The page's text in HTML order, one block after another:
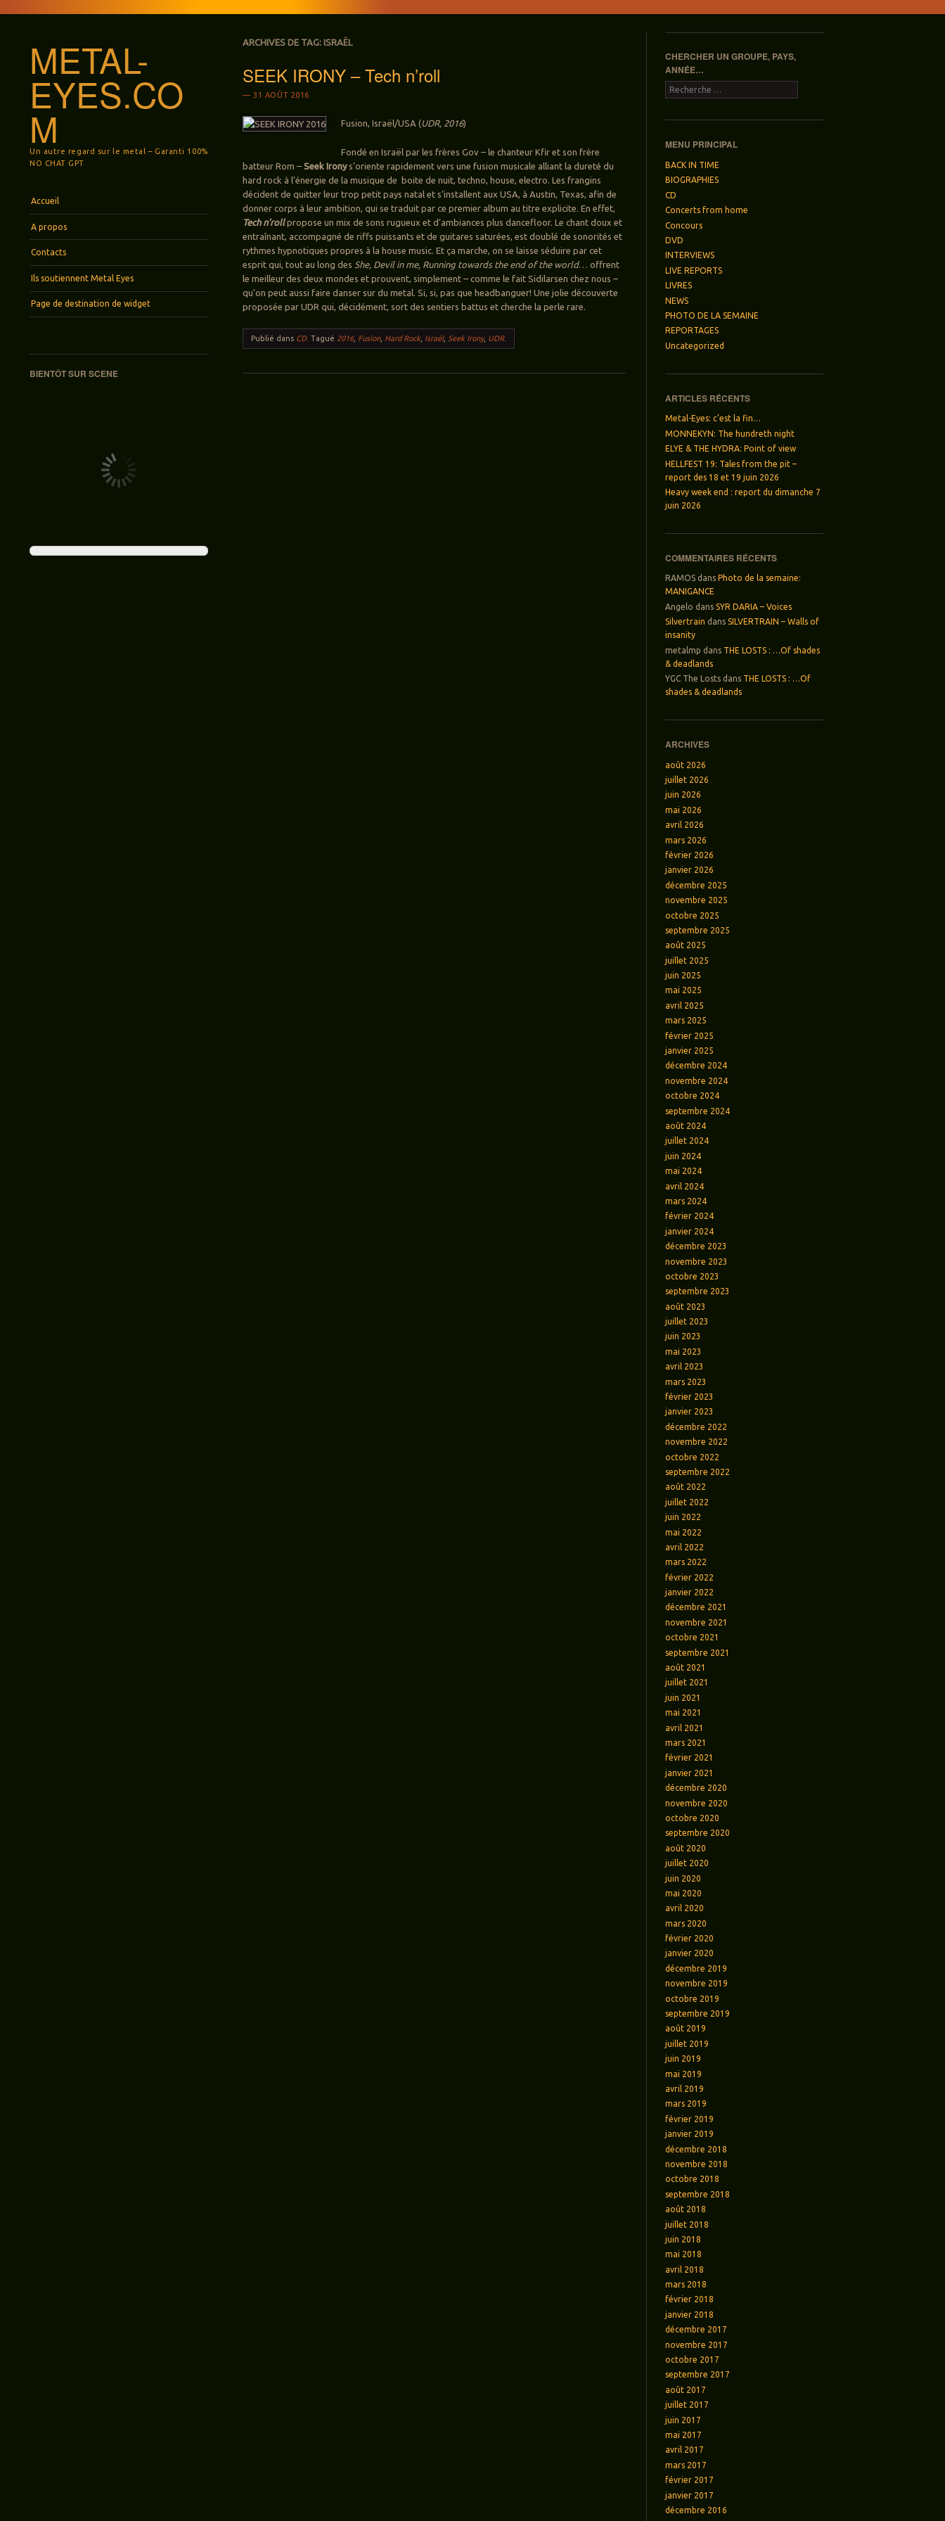
METAL-
EYES.CO
M
Un autre regard sur le metal – Garanti 100%
NO CHAT GPT
Aller au contenu principal
Accueil
A propos
Contacts
Ils soutiennent Metal Eyes
Page de destination de widget
BIENTÔT SUR SCENE
ARCHIVES DE TAG: ISRAËL
SEEK IRONY – Tech n’roll
31 AOÛT 2016
Fusion, Israël/USA (UDR, 2016)
Fondé en Israël par les frères Gov – le chanteur Kfir et son frère
batteur Rom –Seek Ironys’oriente rapidement vers une fusion musicale alliant la dureté du
hard rock à l’énergie de la musique de boite de nuit, techno, house, electro. Les frangins
décident de quitter leur trop petit pays natal et s’installent aux USA, à Austin, Texas, afin de
donner corps à leur ambition, qui se traduit par ce premier album au titre explicite. En effet,
Tech n’roll propose un mix de sons rugueux et d’ambiances plus dancefloor. Le chant doux et
entraînant, accompagné de riffs puissants et de guitares saturées, est doublé de sonorités et
rythmes hypnotiques propres à la house music. Et ça marche, on se laisse séduire par cet
esprit qui, tout au long des She, Devil in me, Running towards the end of the world… offrent
le meilleur des deux mondes et prouvent, simplement – comme le fait Sidilarsen chez nous –
qu’on peut aussi faire danser sur du metal. Si, si, pas que headbanguer! Une jolie découverte
proposée par UDR qui, décidément, sort des sentiers battus et cherche la perle rare.
Publié dans CD.Tagué 2016, Fusion, Hard Rock, Israël, Seek Irony, UDR.
CHERCHER UN GROUPE, PAYS,
ANNÉE…
Recherche
MENU PRINCIPAL
BACK IN TIME
BIOGRAPHIES
CD
Concerts from home
Concours
DVD
INTERVIEWS
LIVE REPORTS
LIVRES
NEWS
PHOTO DE LA SEMAINE
REPORTAGES
Uncategorized
ARTICLES RÉCENTS
Metal-Eyes: c’est la fin…
MONNEKYN: The hundreth night
ELYE & THE HYDRA: Point of view
HELLFEST 19: Tales from the pit –
report des 18 et 19 juin 2026
Heavy week end : report du dimanche 7
juin 2026
COMMENTAIRES RÉCENTS
RAMOS dans Photo de la semaine:
MANIGANCE
Angelo dansSYR DARIA – Voices
Silvertrain dansSILVERTRAIN – Walls of
insanity
metalmp dans THE LOSTS : …Of shades
& deadlands
YGC The Losts dans THE LOSTS : …Of
shades & deadlands
ARCHIVES
août 2026
juillet 2026
juin 2026
mai 2026
avril 2026
mars 2026
février 2026
janvier 2026
décembre 2025
novembre 2025
octobre 2025
septembre 2025
août 2025
juillet 2025
juin 2025
mai 2025
avril 2025
mars 2025
février 2025
janvier 2025
décembre 2024
novembre 2024
octobre 2024
septembre 2024
août 2024
juillet 2024
juin 2024
mai 2024
avril 2024
mars 2024
février 2024
janvier 2024
décembre 2023
novembre 2023
octobre 2023
septembre 2023
août 2023
juillet 2023
juin 2023
mai 2023
avril 2023
mars 2023
février 2023
janvier 2023
décembre 2022
novembre 2022
octobre 2022
septembre 2022
août 2022
juillet 2022
juin 2022
mai 2022
avril 2022
mars 2022
février 2022
janvier 2022
décembre 2021
novembre 2021
octobre 2021
septembre 2021
août 2021
juillet 2021
juin 2021
mai 2021
avril 2021
mars 2021
février 2021
janvier 2021
décembre 2020
novembre 2020
octobre 2020
septembre 2020
août 2020
juillet 2020
juin 2020
mai 2020
avril 2020
mars 2020
février 2020
janvier 2020
décembre 2019
novembre 2019
octobre 2019
septembre 2019
août 2019
juillet 2019
juin 2019
mai 2019
avril 2019
mars 2019
février 2019
janvier 2019
décembre 2018
novembre 2018
octobre 2018
septembre 2018
août 2018
juillet 2018
juin 2018
mai 2018
avril 2018
mars 2018
février 2018
janvier 2018
décembre 2017
novembre 2017
octobre 2017
septembre 2017
août 2017
juillet 2017
juin 2017
mai 2017
avril 2017
mars 2017
février 2017
janvier 2017
décembre 2016